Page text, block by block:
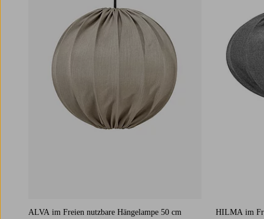
betrittst, und natürlich auch der erste Raum ist,
den deine Gäste zu sehen bekommen, solltest
du ihn ins rechte Licht setzen. Dazu empfiehlt
es sich, die Allgemeinbeleuchtung mit
Punktbeleuchtung zu kombinieren, um viel
Verschönere den Flur mit einer Leuchte auf
Flurmöbel
In der Küche, dem Herzstück deines Zuhauses,
kannst du mit der richtigen Beleuchtung für
über der Arbeitsplatte unbedingt
ALVA im Freien nutzbare Hängelampe 50 cm
HILMA im